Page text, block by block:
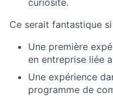
curiosité.
Ce serait fantastique
Une première
en entreprise liée
Une expérience
programme de